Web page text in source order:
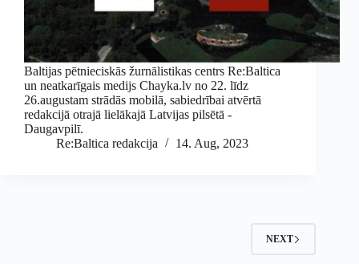
Baltijas pētnieciskās žurnālistikas centrs Re:Baltica
un neatkarīgais medijs Chayka.lv no 22. līdz
26.augustam strādās mobilā, sabiedrībai atvērtā
redakcijā otrajā lielākajā Latvijas pilsētā -
Daugavpilī.
Re:Baltica redakcija
14. Aug, 2023
NEXT